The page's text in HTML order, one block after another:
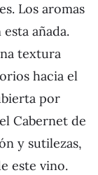
Los aromas
añada.
textura
hacia el
por
Cabernet de
y sutilezas,
este vino.